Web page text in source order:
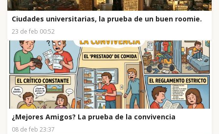
Ciudades universitarias, la prueba de un buen roomie.
23 de feb 00:52
¿Mejores Amigos? La prueba de la convivencia
08 de feb 23:37